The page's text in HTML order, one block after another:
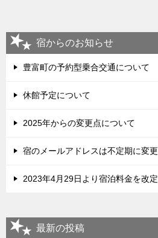
宿からのお知らせ
豊富町の予約型乗合交通について
休館予定について
2025年からの変更点について
宿のメールアドレスは不定期に変更
2023年4月29日より宿泊料金を改定
最新の投稿